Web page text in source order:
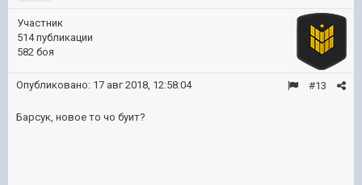
Участник
514 публикации
582 боя
#13
Опубликовано: 17 авг 2018, 12:58:04
Барсук, новое то чо буит?